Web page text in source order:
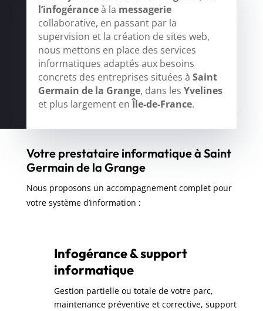
l’infogéranceà la messagerie
collaborative, en passant par la
supervision et la création de sites web,
nous mettons en place des services
informatiques adaptés aux besoins
concrets des entreprises situées à Saint
Germain de la Grange, dans les Yvelines
et plus largement enÎle-de-France.
Votre prestataire informatique à Saint
Germain de la Grange
Nous proposons un accompagnement complet pour
votre système d’information :
Infogérance & support
informatique
Gestion partielle ou totale de votre parc,
maintenance préventive et corrective, support